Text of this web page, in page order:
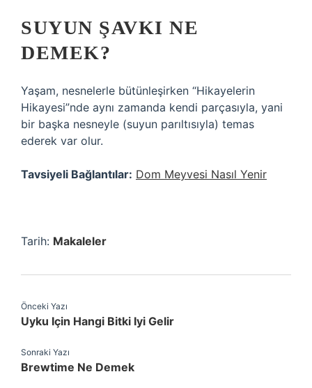
SUYUN ŞAVKI NE
DEMEK?
Yaşam, nesnelerle bütünleşirken “Hikayelerin
Hikayesi”nde aynı zamanda kendi parçasıyla, yani
bir başka nesneyle (suyun parıltısıyla) temas
ederek var olur.
Tavsiyeli Bağlantılar: Dom Meyvesi Nasıl Yenir
Tarih: Makaleler
Önceki Yazı
Uyku Için Hangi Bitki Iyi Gelir
Sonraki Yazı
Brewtime Ne Demek